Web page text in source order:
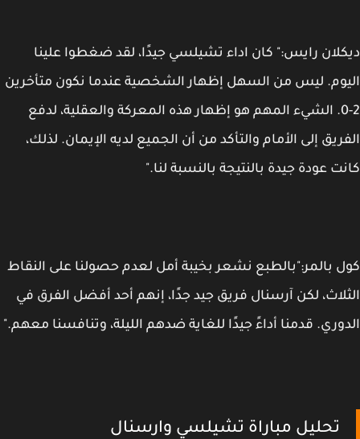
رايس:" كان اداء تشيلسي جيدًا، لقد ضغطوا علينا
ليس من السهل إظهار الشخصية عندما نكون متأخرين
2-0. الشيء المهم هو إظهار هذه المعركة والعقلية، لدفع
إلى الأمام والتأكد من أن الجميع لديه الإيمان. لذلك،
عودة جيدة بالنتيجة بالنسبة لنا."
بالمر:"بالطبع نشعر بخيبة أمل لعدم حصولنا على النقاط
لكن آرسنال فريق جيد جدًا، إنهم أحد أفضل الفرق في
قدمنا أداءً جيدًا للغاية ضدهم الليلة، وتنافسنا معهم."
تحليل مباراة تشيلسي وارسنال